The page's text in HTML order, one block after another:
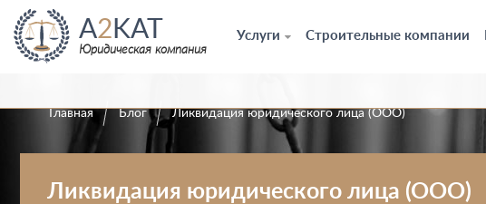
A2 KAT
Юридическая компания
Услуги Строительные компании
Главная Блог Ликвидация юридического лица (ООО)
Ликвидация юридического лица (ООО)